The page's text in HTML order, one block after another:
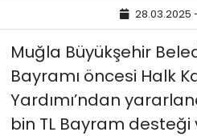
28.03.2025
Muğla Büyükşehir
Bayramı öncesi Halk
Yardımı’ndan
bin TL Bayram desteği